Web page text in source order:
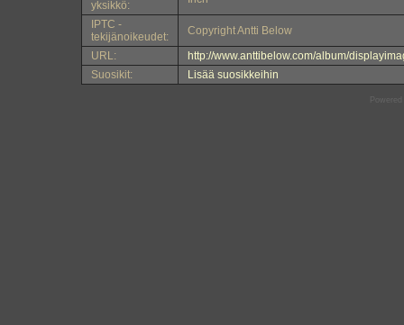
yksikkö:
IPTC -
tekijänoikeudet:
Copyright Antti Below
URL:
http://www.anttibelow.com/album/
Suosikit:
Lisää suosikkeihin